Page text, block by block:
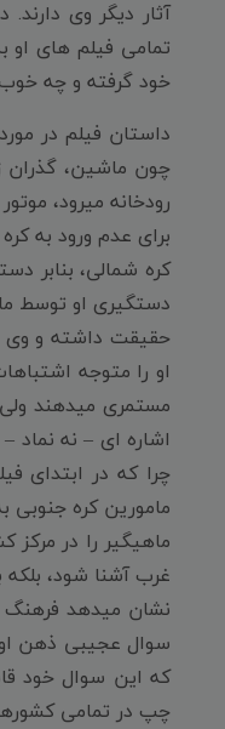
آثار دیگر وی
خود گرفته و چه
داستان فیلم در
چون ماشین، گذران
رودخانه میرود،
برای عدم ورود به
کره شمالی، بنابر
دستگیری او توسط
حقیقت داشته و وی
او را متوجه
مستمری میدهند
اشاره ای – نه
چرا که در ابتدای
مامورین کره جنوبی
ماهیگیر را در
غرب آشنا شود، بلکه
نشان میدهد
سوال عجیبی ذهن او
که این سوال خود
چپ در تمامی